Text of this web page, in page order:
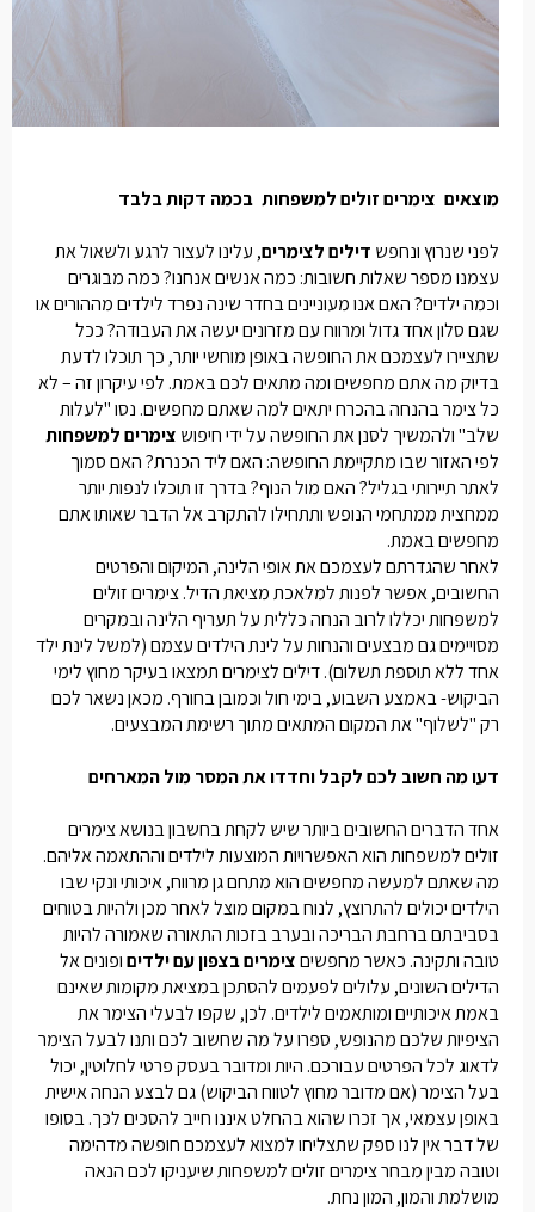
מוצאים צימרים זולים למשפחות בכמה דקות בלבד
לפני שנרוץ ונחפש דילים לצימרים, עלינו לעצור לרגע ולשאול את
עצמנו מספר שאלות חשובות: כמה אנשים אנחנו? כמה מבוגרים
וכמה ילדים? האם אנו מעוניינים בחדר שינה נפרד לילדים מההורים או
שגם סלון אחד גדול ומרווח עם מזרונים יעשה את העבודה? ככל
שתציירו לעצמכם את החופשה באופן מוחשי יותר, כך תוכלו לדעת
בדיוק מה אתם מחפשים ומה מתאים לכם באמת. לפי עיקרון זה – לא
כל צימר בהנחה בהכרח יתאים למה שאתם מחפשים. נסו "לעלות
שלב" ולהמשיך לסנן את החופשה על ידי חיפוש צימרים למשפחות
לפי האזור שבו מתקיימת החופשה: האם ליד הכנרת? האם סמוך
לאתר תיירותי בגליל? האם מול הנוף? בדרך זו תוכלו לנפות יותר
ממחצית ממתחמי הנופש ותתחילו להתקרב אל הדבר שאותו אתם
מחפשים באמת.
לאחר שהגדרתם לעצמכם את אופי הלינה, המיקום והפרטים
החשובים, אפשר לפנות למלאכת מציאת הדיל.צימרים זולים
למשפחותיכללו לרוב הנחה כללית על תעריף הלינה ובמקרים
מסויימים גם מבצעים והנחות על לינת הילדים עצמם (למשל לינת ילד
אחד ללא תוספת תשלום).דילים לצימריםתמצאו בעיקר מחוץ לימי
הביקוש- באמצע השבוע, בימי חול וכמובן בחורף. מכאן נשאר לכם
רק "לשלוף" את המקום המתאים מתוך רשימת המבצעים.
דעו מה חשוב לכם לקבל וחדדו את המסר מול המארחים
אחד הדברים החשובים ביותר שיש לקחת בחשבון בנושאצימרים
זולים למשפחותהוא האפשרויות המוצעות לילדים וההתאמה אליהם.
מה שאתם למעשה מחפשים הוא מתחם גן מרווח, איכותי ונקי שבו
הילדים יכולים להתרוצץ, לנוח במקום מוצל לאחר מכן ולהיות בטוחים
בסביבתם ברחבת הבריכה ובערב בזכות התאורה שאמורה להיות
טובה ותקינה. כאשר מחפשיםצימרים בצפון עם ילדיםופונים אל
הדילים השונים, עלולים לפעמים להסתכן במציאת מקומות שאינם
באמת איכותיים ומותאמים לילדים. לכן, שקפו לבעלי הצימר את
הציפיות שלכם מהנופש, ספרו על מה שחשוב לכם ותנו לבעל הצימר
לדאוג לכל הפרטים עבורכם. היות ומדובר בעסק פרטי לחלוטין, יכול
בעל הצימר (אם מדובר מחוץ לטווח הביקוש) גם לבצע הנחה אישית
באופן עצמאי, אך זכרו שהוא בהחלט איננו חייב להסכים לכך. בסופו
של דבר אין לנו ספק שתצליחו למצוא לעצמכם חופשה מדהימה
וטובה מבין מבחרצימרים זולים למשפחותשיעניקו לכם הנאה
מושלמת והמון, המון נחת.